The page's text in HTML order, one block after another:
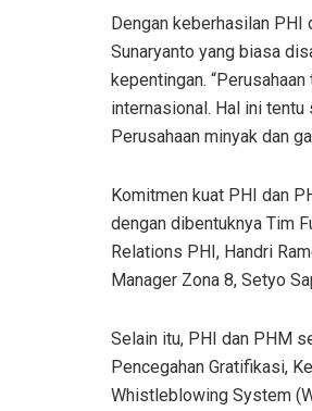
Dengan keberhasilan PHI
Sunaryanto yang biasa
kepentingan.
internasional. Hal ini tentu
Perusahaan minyak dan
Komitmen kuat PHI dan
dengan dibentuknya Tim
Relations PHI, Handri
Manager Zona 8, Setyo
Selain itu, PHI dan PHM
Pencegahan Gratifikasi,
Whistleblowing System